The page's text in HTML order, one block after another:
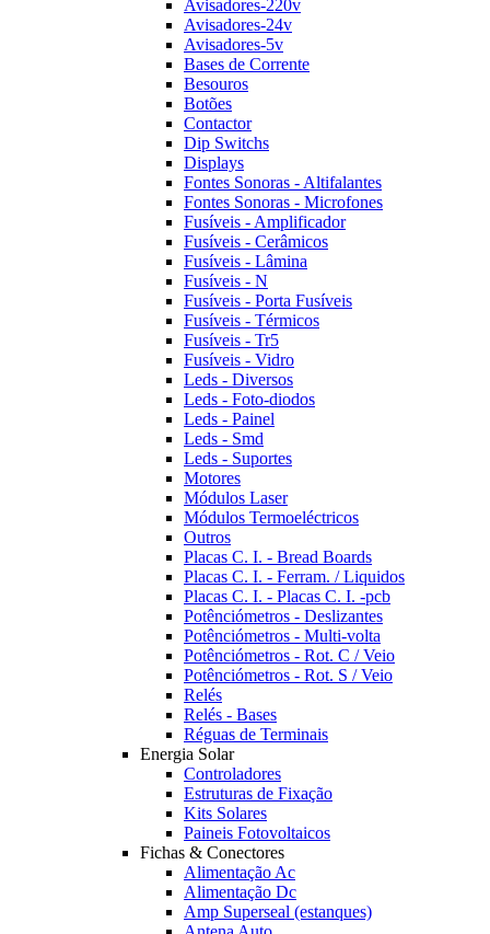
Avisadores-220v
Avisadores-24v
Avisadores-5v
Bases de Corrente
Besouros
Botões
Contactor
Dip Switchs
Displays
Fontes Sonoras - Altifalantes
Fontes Sonoras - Microfones
Fusíveis - Amplificador
Fusíveis - Cerâmicos
Fusíveis - Lâmina
Fusíveis - N
Fusíveis - Porta Fusíveis
Fusíveis - Térmicos
Fusíveis - Tr5
Fusíveis - Vidro
Leds - Diversos
Leds - Foto-diodos
Leds - Painel
Leds - Smd
Leds - Suportes
Motores
Módulos Laser
Módulos Termoeléctricos
Outros
Placas C. I. - Bread Boards
Placas C. I. - Ferram. / Liquidos
Placas C. I. - Placas C. I. -pcb
Potênciómetros - Deslizantes
Potênciómetros - Multi-volta
Potênciómetros - Rot. C / Veio
Potênciómetros - Rot. S / Veio
Relés
Relés - Bases
Réguas de Terminais
Energia Solar
Controladores
Estruturas de Fixação
Kits Solares
Paineis Fotovoltaicos
Fichas & Conectores
Alimentação Ac
Alimentação Dc
Amp Superseal (estanques)